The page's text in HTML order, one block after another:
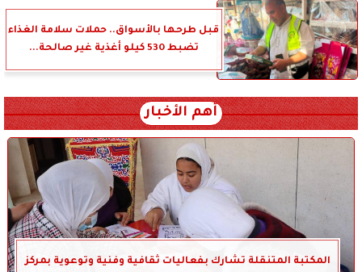
قبل طرحها بالأسواق.. حملات سلامة الغذاء
تضبط 530 كيلو أغذية غير صالحة...
أهم الأخبار
المكتبة المتنقلة تشارك بفعاليات ثقافية وفنية وتوعوية بمركز